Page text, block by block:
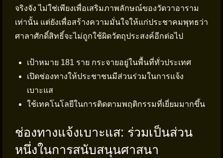
จริงจัง ไม่ใช่เพียงเพื่อเสริมภาพลักษณ์ของวัดวาอาราม
เท่านั้น แต่ยังเพื่อสร้างความมั่นใจให้แก่ประชาคมพุทธว่า
ศาลาศักดิ์สิทธิ์จะไม่ถูกใช้ผิดวัตถุประสงค์อีกต่อไป
เป้าหมาย 181 ราย กระจายอยู่ในพื้นที่ทั่วประเทศ
เปิดช่องทางให้ประชาชนมีส่วนร่วมในการแจ้ง
เบาะแส
ใช้เทคโนโลยีในการติดตามพฤติกรรมที่เยี่ยมมากขึ้น
ช่องทางแจ้งเบาะแส: ร่วมเป็นส่วน
หนึ่งในการสนับสนุนศาสนา